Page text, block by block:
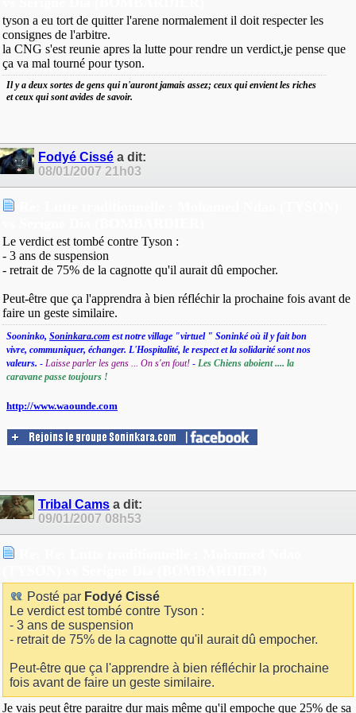
tyson a eu tort de quitter l'arene normalement il doit respecter les
consignes de l'arbitre.
la CNG s'est reunie apres la lutte pour rendre un verdict,je pense que
ça va mal tourné pour tyson.
Il y a deux sortes de gens qui n'auront jamais assez; ceux qui envient les riches
et ceux qui sont avides de savoir.
Fodyé Cissé a dit:
08/01/2007 21h03
Le verdict est tombé contre Tyson :
- 3 ans de suspension
- retrait de 75% de la cagnotte qu'il aurait dû empocher.
Peut-être que ça l'apprendra à bien réfléchir la prochaine fois avant de
faire un geste similaire.
Sooninko, Soninkara.com est notre village "virtuel " Soninké où il y fait bon
vivre, communiquer, échanger. L'Hospitalité, le respect et la solidarité sont nos
valeurs. - Laisse parler les gens ... On s'en fout! - Les Chiens aboient .... la
caravane passe toujours !
http://www.waounde.com
Tribal Cams a dit:
09/01/2007 08h53
Posté par Fodyé Cissé
Le verdict est tombé contre Tyson :
- 3 ans de suspension
- retrait de 75% de la cagnotte qu'il aurait dû empocher.
Peut-être que ça l'apprendre à bien réfléchir la prochaine
fois avant de faire un geste similaire.
Je vais peut être paraitre dur mais même qu'il empoche que 25% de sa